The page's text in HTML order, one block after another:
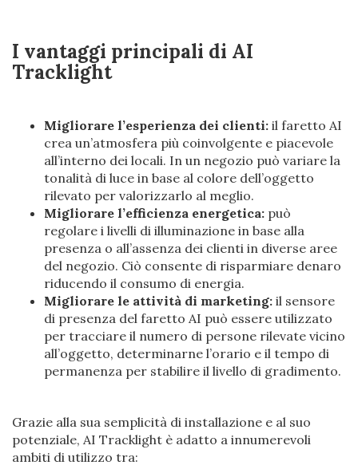
I vantaggi principali di AI
Tracklight
Migliorare l’esperienza dei clienti: il faretto AI
crea un’atmosfera più coinvolgente e piacevole
all’interno dei locali. In un negozio può variare la
tonalità di luce in base al colore dell’oggetto
rilevato per valorizzarlo al meglio.
Migliorare l’efficienza energetica: può
regolare i livelli di illuminazione in base alla
presenza o all’assenza dei clienti in diverse aree
del negozio. Ciò consente di risparmiare denaro
riducendo il consumo di energia.
Migliorare le attività di marketing: il sensore
di presenza del faretto AI può essere utilizzato
per tracciare il numero di persone rilevate vicino
all’oggetto, determinarne l’orario e il tempo di
permanenza per stabilire il livello di gradimento.
Grazie alla sua semplicità di installazione e al suo
potenziale, AI Tracklight è adatto a innumerevoli
ambiti di utilizzo tra: